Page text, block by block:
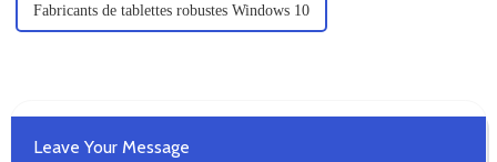
Fabricants de tablettes robustes Windows 10
Leave Your Message